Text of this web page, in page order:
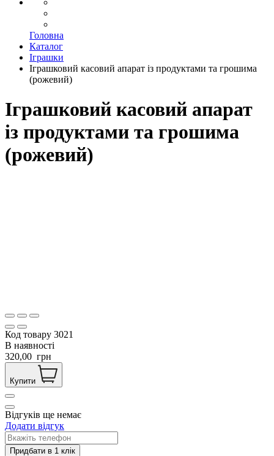
Головна
Каталог
Іграшки
Іграшковий касовий апарат із продуктами та грошима
(рожевий)
Іграшковий касовий апарат
із продуктами та грошима
(рожевий)
Код товару 3021
В наявності
320,00 грн
Купити
Відгуків ще немає
Додати відгук